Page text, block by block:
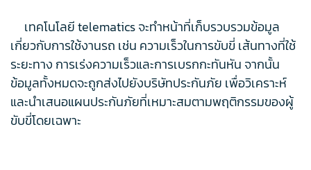
เทคโนโลยี telematics จะทำหน้าที่เก็บรวบรวมข้อมูล
เกี่ยวกับการใช้งานรถ เช่น ความเร็วในการขับขี่ เส้นทางที่ใช้
ระยะทาง การเร่งความเร็วและการเบรกกะทันหัน จากนั้น
ข้อมูลทั้งหมดจะถูกส่งไปยังบริษัทประกันภัย เพื่อวิเคราะห์
และนำเสนอแผนประกันภัยที่เหมาะสมตามพฤติกรรมของผู้
ขับขี่โดยเฉพาะ